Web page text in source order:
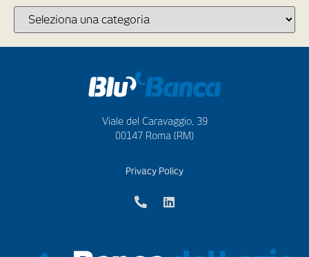
Viale del Caravaggio, 39
00147 Roma (RM)
Privacy Policy